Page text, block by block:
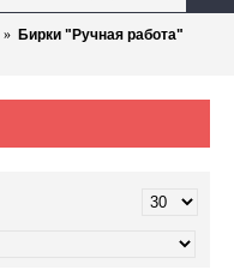
Бирки "Ручная работа"